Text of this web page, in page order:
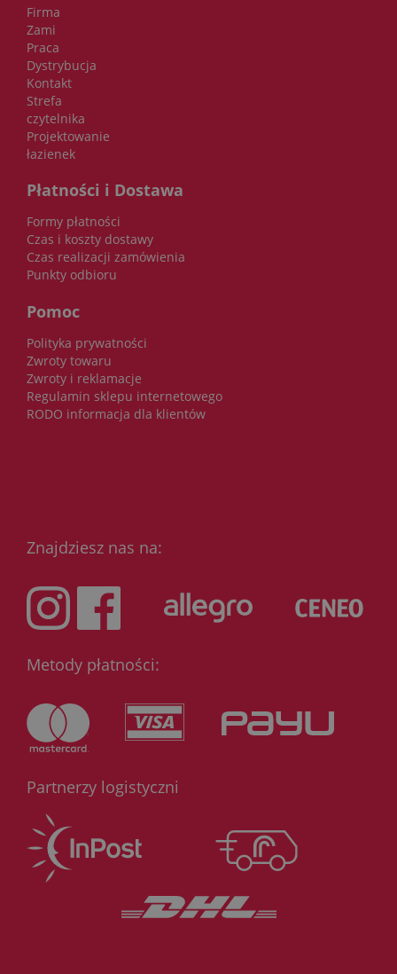
Firma
Zami
Praca
Dystrybucja
Kontakt
Strefa
czytelnika
Projektowanie
łazienek
Płatności i Dostawa
Formy płatności
Czas i koszty dostawy
Czas realizacji zamówienia
Punkty odbioru
Pomoc
Polityka prywatności
Zwroty towaru
Zwroty i reklamacje
Regulamin sklepu internetowego
RODO informacja dla klientów
Znajdziesz nas na:
Metody płatności:
Partnerzy logistyczni